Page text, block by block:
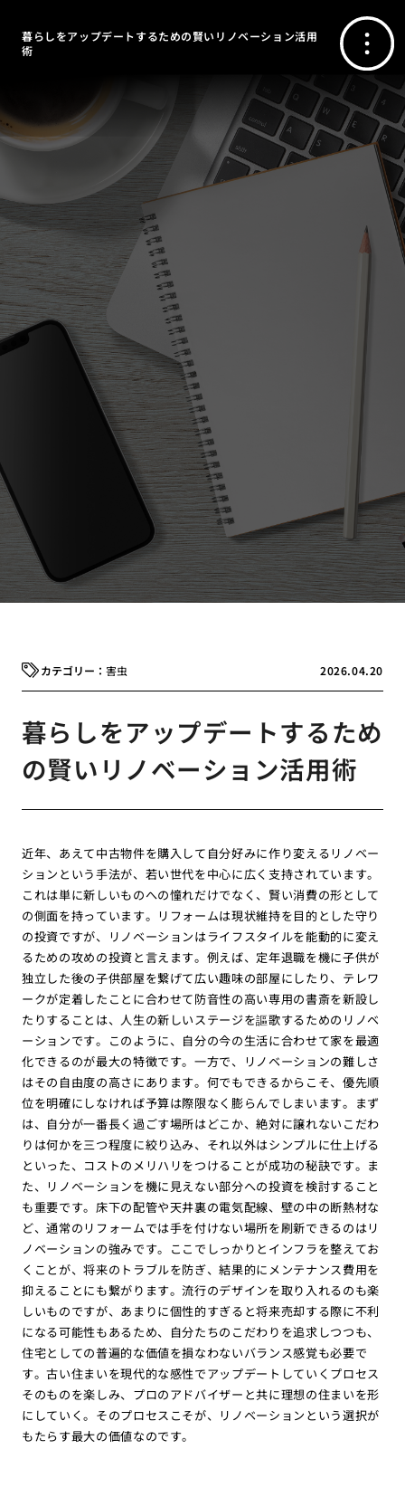
暮らしをアップデートするための賢いリノベーション活用
術
2026.04.20
害虫
暮らしをアップデートするため
の賢いリノベーション活用術
近年、あえて中古物件を購入して自分好みに作り変えるリノベー
ションという手法が、若い世代を中心に広く支持されています。
これは単に新しいものへの憧れだけでなく、賢い消費の形として
の側面を持っています。リフォームは現状維持を目的とした守り
の投資ですが、リノベーションはライフスタイルを能動的に変え
るための攻めの投資と言えます。例えば、定年退職を機に子供が
独立した後の子供部屋を繋げて広い趣味の部屋にしたり、テレワ
ークが定着したことに合わせて防音性の高い専用の書斎を新設し
たりすることは、人生の新しいステージを謳歌するためのリノベ
ーションです。このように、自分の今の生活に合わせて家を最適
化できるのが最大の特徴です。一方で、リノベーションの難しさ
はその自由度の高さにあります。何でもできるからこそ、優先順
位を明確にしなければ予算は際限なく膨らんでしまいます。まず
は、自分が一番長く過ごす場所はどこか、絶対に譲れないこだわ
りは何かを三つ程度に絞り込み、それ以外はシンプルに仕上げる
といった、コストのメリハリをつけることが成功の秘訣です。ま
た、リノベーションを機に見えない部分への投資を検討すること
も重要です。床下の配管や天井裏の電気配線、壁の中の断熱材な
ど、通常のリフォームでは手を付けない場所を刷新できるのはリ
ノベーションの強みです。ここでしっかりとインフラを整えてお
くことが、将来のトラブルを防ぎ、結果的にメンテナンス費用を
抑えることにも繋がります。流行のデザインを取り入れるのも楽
しいものですが、あまりに個性的すぎると将来売却する際に不利
になる可能性もあるため、自分たちのこだわりを追求しつつも、
住宅としての普遍的な価値を損なわないバランス感覚も必要で
す。古い住まいを現代的な感性でアップデートしていくプロセス
そのものを楽しみ、プロのアドバイザーと共に理想の住まいを形
にしていく。そのプロセスこそが、リノベーションという選択が
もたらす最大の価値なのです。